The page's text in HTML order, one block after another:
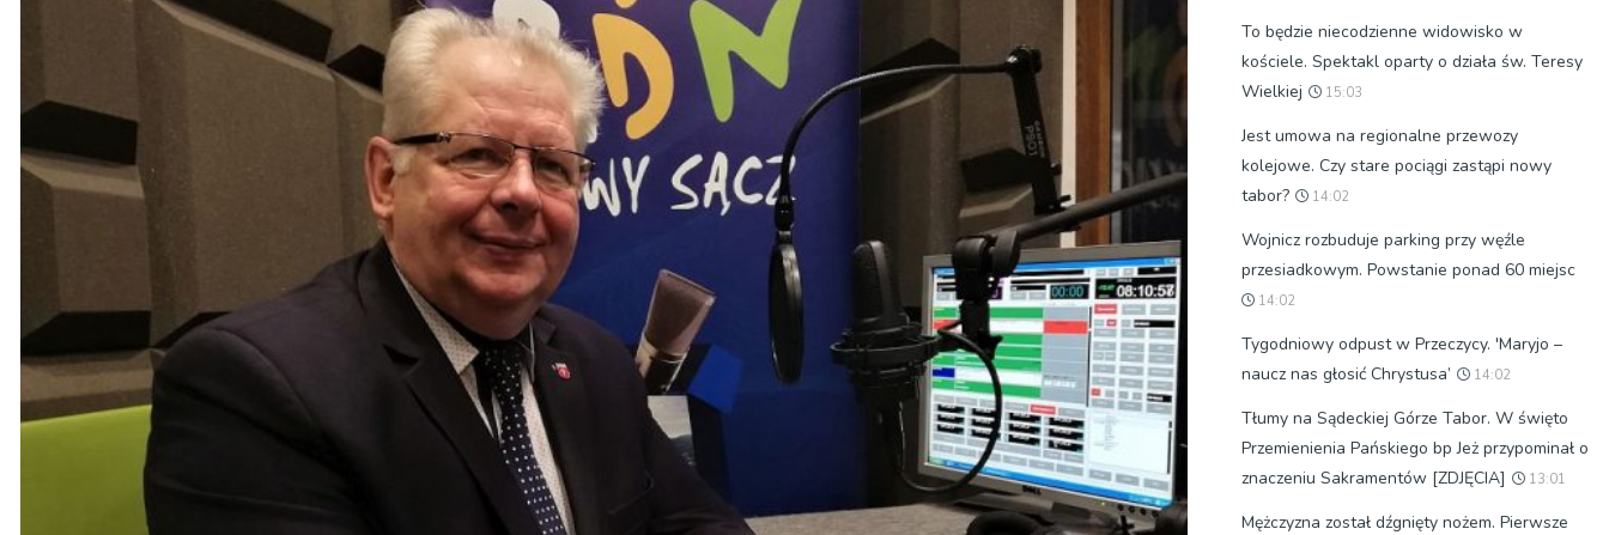
To będzie niecodzienne widowisko w
kościele. Spektakl oparty o działa św. Teresy
Wielkiej
15:03
Jest umowa na regionalne przewozy
kolejowe. Czy stare pociągi zastąpi nowy
tabor?
14:02
Wojnicz rozbuduje parking przy węźle
przesiadkowym. Powstanie ponad 60 miejsc
14:02
Tygodniowy odpust w Przeczycy. 'Maryjo –
naucz nas głosić Chrystusa’
14:02
Tłumy na Sądeckiej Górze Tabor. W święto
Przemienienia Pańskiego bp Jeż przypominał o
znaczeniu Sakramentów [ZDJĘCIA]
13:01
Mężczyzna został dźgnięty nożem. Pierwsze